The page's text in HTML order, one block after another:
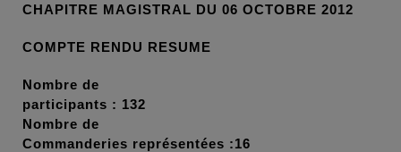
CHAPITRE MAGISTRAL DU 06 OCTOBRE 2012
COMPTE RENDU RESUME
Nombre de
participants : 132
Nombre de
Commanderies représentées :16